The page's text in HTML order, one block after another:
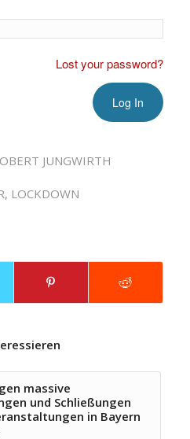
Lost your password?
JUNGWIRTH
, LOCKDOWN
massive
und Schließungen
in Bayern